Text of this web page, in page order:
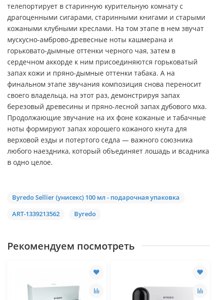
телепортирует в старинную курительную комнату с
драгоценными сигарами, старинными книгами и старыми
кожаными клубными креслами. На том этапе в нем звучат
мускусно-амброво-древесные ноты кашмерана и
горьковато-дымные оттенки черного чая, затем в
сердечном аккорде к ним присоединяются горьковатый
запах кожи и пряно-дымные оттенки табака. А на
финальном этапе звучания композиция снова переносит
своего владельца, на этот раз, демонстрируя запах
березовый древесины и пряно-лесной запах дубового мха.
Продолжающие звучание на их фоне кожаные и табачные
ноты формируют запах хорошего кожаного кнута для
верховой езды и потертого седла — важного союзника
любого наездника, который объединяет лошадь и всадника
в одно целое.
Byredo Sellier (унисекс) 100 мл - подарочная упаковка
ART-1339213562
Byredo
Рекомендуем посмотреть